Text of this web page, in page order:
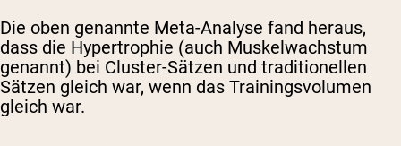
Die oben genannte Meta-Analyse fand heraus,
dass die Hypertrophie (auch Muskelwachstum
genannt) bei Cluster-Sätzen und traditionellen
Sätzen gleich war, wenn das Trainingsvolumen
gleich war.